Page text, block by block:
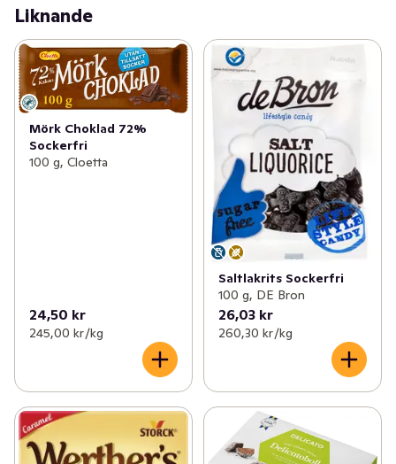
Liknande
Mörk Choklad 72%
Sockerfri
100 g, Cloetta
24,50 kr
245,00 kr /kg
Saltlakrits Sockerfri
100 g, DE Bron
26,03 kr
260,30 kr /kg